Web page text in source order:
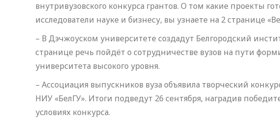
внутривузовского конкурса грантов. О том какие проекты
исследователи науке и бизнесу, вы узнаете на 2 странице
– В Дэчжоуском университете создадут Белгородский
странице речь пойдёт о сотрудничестве вузов на пути
университета высокого уровня.
– Ассоциация выпускников вуза объявила творческий
НИУ «БелГУ». Итоги подведут 26 сентября, наградив
условиях конкурса.